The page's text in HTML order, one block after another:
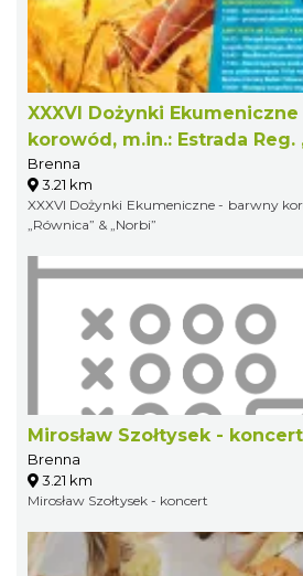
XXXVI Dożynki
korowód, m.in.: Estrada Reg.
„Norbi”
Brenna
3.21 km
XXXVI Dożynki Ekumeniczne - barwny
„Równica” & „Norbi”
Mirosław Szołtysek - koncert
Brenna
3.21 km
Mirosław Szołtysek - koncert